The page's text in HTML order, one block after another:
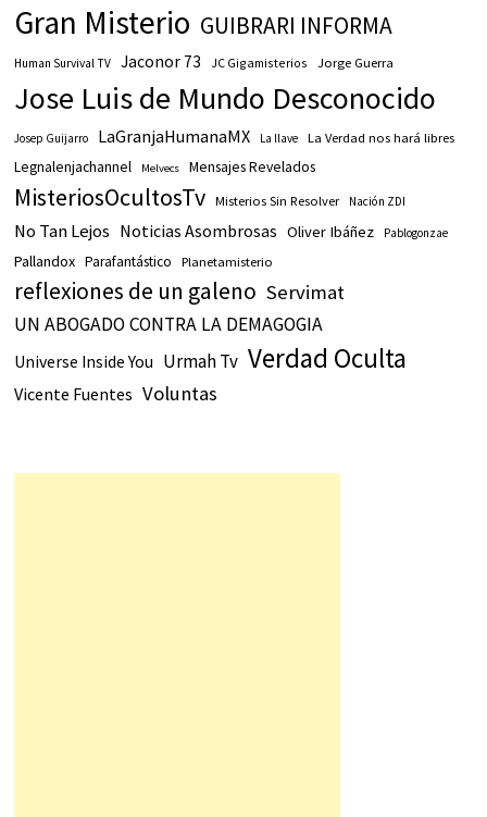
Gran Misterio GUIBRARI INFORMA
Human Survival TV Jaconor 73 JC Gigamisterios Jorge Guerra
Jose Luis de Mundo Desconocido
Josep Guijarro LaGranjaHumanaMX La llave La Verdad nos hará libres
Legnalenjachannel Melvecs Mensajes Revelados
MisteriosOcultosTv Misterios Sin Resolver Nación ZDI
No Tan Lejos Noticias Asombrosas Oliver Ibáñez Pablogonzae
Pallandox Parafantástico Planetamisterio
reflexiones de un galeno Servimat
UN ABOGADO CONTRA LA DEMAGOGIA
Universe Inside You Urmah Tv Verdad Oculta
Vicente Fuentes Voluntas